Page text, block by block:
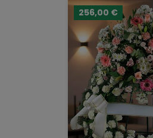
256,00 €